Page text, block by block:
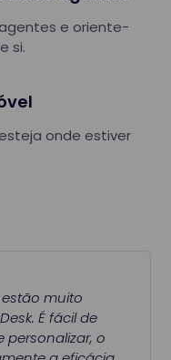
e oriente-
si.
onde estiver
muito
É fácil de
personalizar, o